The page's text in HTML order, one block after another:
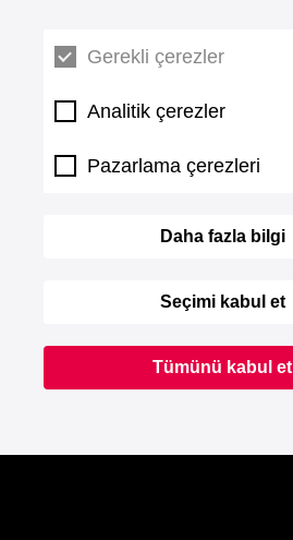
Gerekli çerezler
Analitik çerezler
Pazarlama çerezleri
Daha fazla bilgi
Seçimi kabul et
Tümünü kabul et